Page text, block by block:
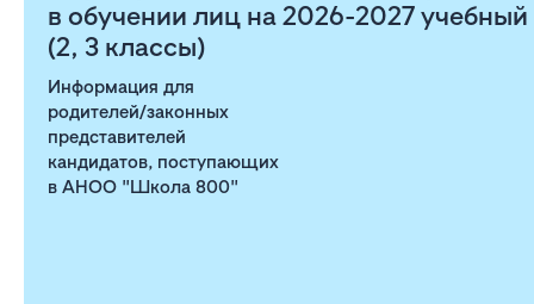
в обучении лиц на 2026-2027 учебный
(2, 3 классы)
Информация для
родителей/законных
представителей
кандидатов, поступающих
в АНОО "Школа 800"